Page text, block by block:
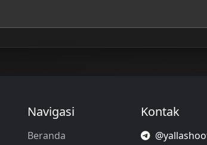
Navigasi
Beranda
Kontak